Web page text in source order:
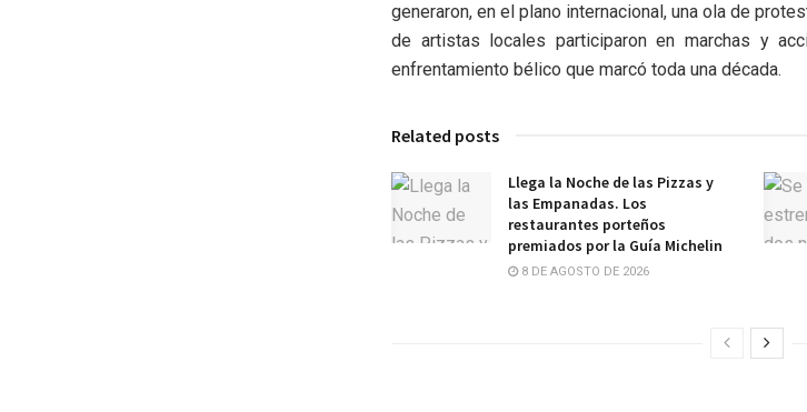
generaron, en el plano internacional, una ola de
de artistas locales participaron en marchas y
enfrentamiento bélico que marcó toda una década.
Related posts
Llega la Noche de las Pizzas y
las Empanadas. Los
restaurantes porteños
premiados por la Guía Michelin
8 DE AGOSTO DE 2026